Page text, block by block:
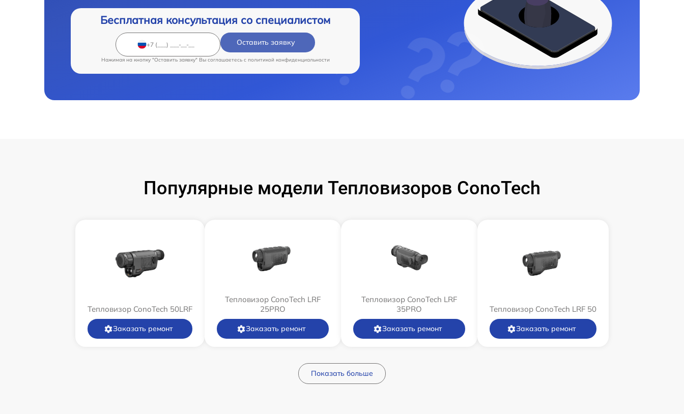
Бесплатная консультация со специалистом
Оставить заявку
Нажимая на кнопку "Оставить заявку" Вы соглашаетесь c политикой конфиденциальности
Популярные модели Тепловизоров ConoTech
Тепловизор ConoTech 50LRF
Заказать ремонт
Тепловизор ConoTech LRF
25PRO
Заказать ремонт
Тепловизор ConoTech LRF
35PRO
Заказать ремонт
Тепловизор ConoTech LRF 50
Заказать ремонт
Показать больше